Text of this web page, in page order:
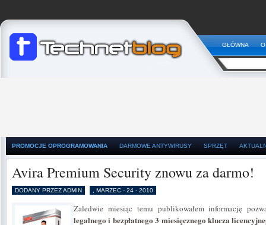
GŁÓWNA
PROMOCJE OPROGRAMOWANIA DARMOWE ANTYWIRUSY SPRZĘT
Avira Premium Security znowu za darmo!
DODANY PRZEZ ADMIN , MARZEC - 24 - 2010
Zaledwie miesiąc temu publikowałem informację
legalnego i bezpłatnego 3 miesięcznego klucza